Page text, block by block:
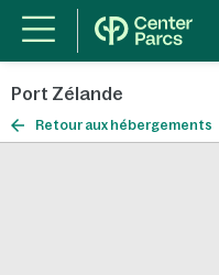
Port Zélande
Retour aux hébergements